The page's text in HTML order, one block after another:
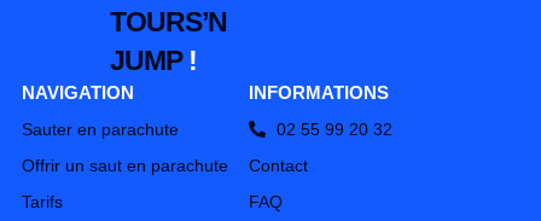
TOURS’N
JUMP!
NAVIGATION
Sauter en parachute
Offrir un saut en parachute
Tarifs
INFORMATIONS
02 55 99 20 32
Contact
FAQ